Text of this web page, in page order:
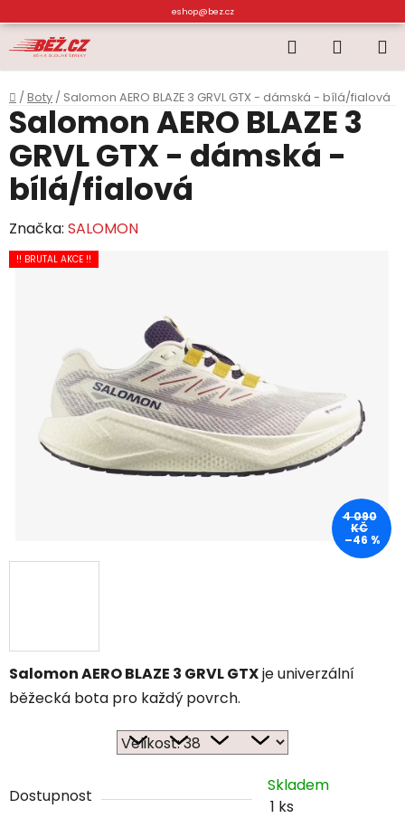
na
obsah
eshop@bez.cz
Hledat
KOŠÍK
Domů
/ Boty / Salomon AERO BLAZE 3 GRVL GTX - dámská - bílá/fialová
Salomon AERO BLAZE 3 GRVL GTXje univerzální
běžecká bota pro každý povrch.
Dostupnost
Skladem
1 ks
Salomon AERO BLAZE 3
GRVL GTX - dámská -
bílá/fialová
Značka: SALOMON
!! BRUTAL AKCE !!
4 090
KČ
–46 %